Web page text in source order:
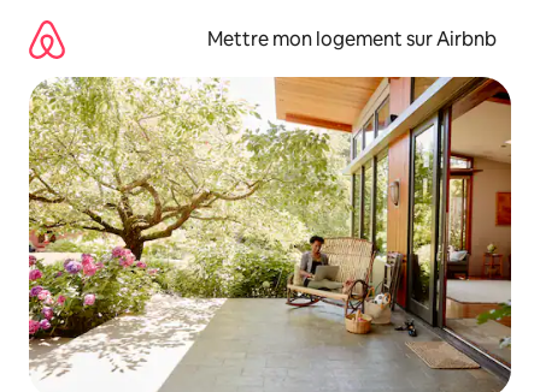
directement
contenu
Mettre mon logement sur Airbnb